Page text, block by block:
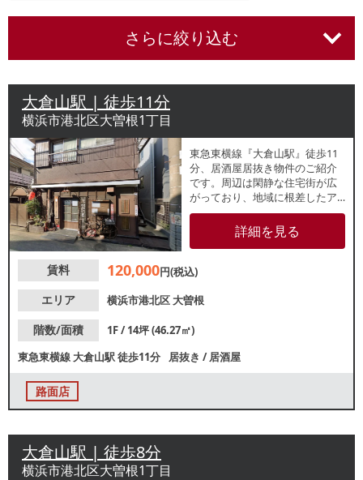
さらに絞り込む
大倉山駅 | 徒歩11分
横浜市港北区大曽根1丁目
東急東横線『大倉山駅』徒歩11
分、居酒屋居抜き物件のご紹介
です。周辺は閑静な住宅街が広
がっており、地域に根差したア
ットホームな店舗をお考えの方
におすすめです。諸条件等、お
気軽にお問合せください。
詳細を見る
賃料 120,000円(税込)
エリア
横浜市港北区 大曽根
階数/面積
1F / 14坪 (46.27㎡)
東急東横線 大倉山駅徒歩11分 居抜き /居酒屋
路面店
大倉山駅 | 徒歩8分
横浜市港北区大曽根1丁目